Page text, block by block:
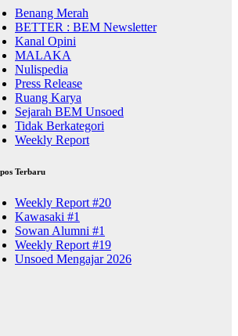
Benang Merah
BETTER : BEM Newsletter
Kanal Opini
MALAKA
Nulispedia
Press Release
Ruang Karya
Sejarah BEM Unsoed
Tidak Berkategori
Weekly Report
Terbaru
Weekly Report #20
Kawasaki #1
Sowan Alumni #1
Weekly Report #19
Unsoed Mengajar 2026